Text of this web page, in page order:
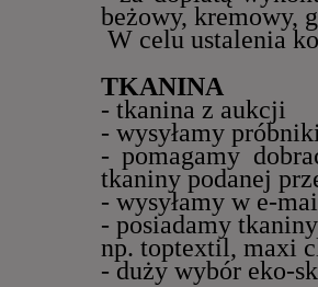
beżowy, kremowy,
W celu ustalenia
TKANINA
- tkanina z aukcji
- wysyłamy
- pomagamy
tkaniny podanej
- wysyłamy w e-
- posiadamy
np. toptextil, maxi
- duży wybór eko-